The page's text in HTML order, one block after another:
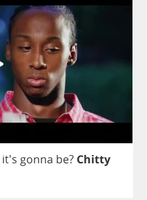
it's gonna be? Chitty